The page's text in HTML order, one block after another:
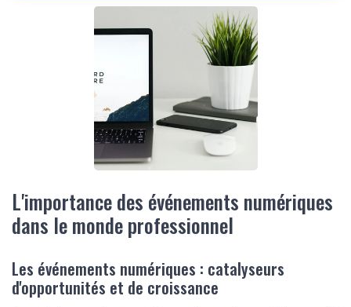
L'importance des événements numériques
dans le monde professionnel
Les événements numériques : catalyseurs
d'opportunités et de croissance